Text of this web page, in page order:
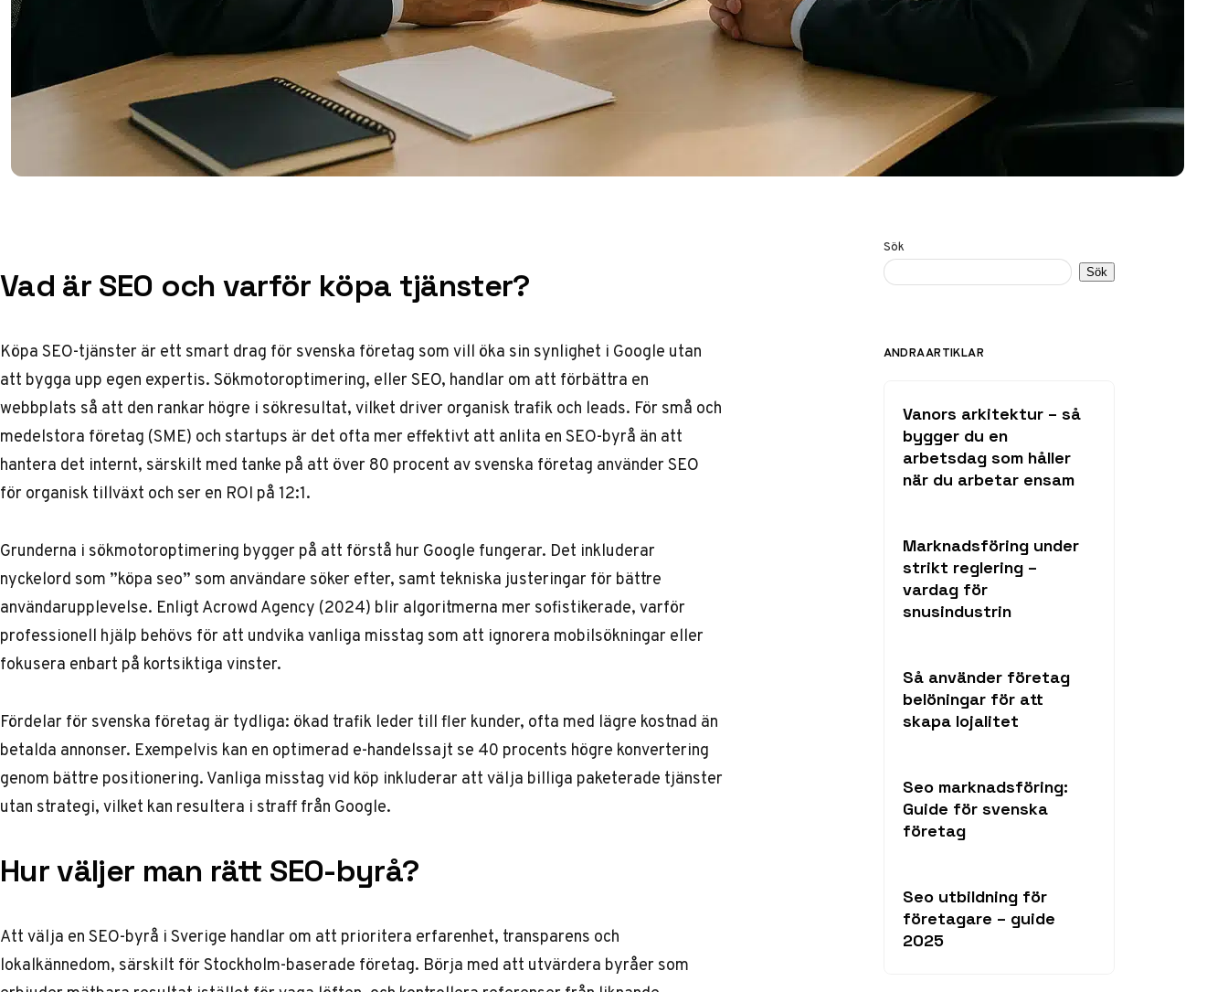
Vad är SEO och varför köpa tjänster?
Köpa SEO-tjänster är ett smart drag för svenska företag som vill öka sin synlighet i Google utan
att bygga upp egen expertis. Sökmotoroptimering, eller SEO, handlar om att förbättra en
webbplats så att den rankar högre i sökresultat, vilket driver organisk trafik och leads. För små och
medelstora företag (SME) och startups är det ofta mer effektivt att anlita en SEO-byrå än att
hantera det internt, särskilt med tanke på att över 80 procent av svenska företag använder SEO
för organisk tillväxt och ser en ROI på 12:1.
Grunderna i sökmotoroptimering bygger på att förstå hur Google fungerar. Det inkluderar
nyckelord som ”köpa seo” som användare söker efter, samt tekniska justeringar för bättre
användarupplevelse. Enligt Acrowd Agency (2024) blir algoritmerna mer sofistikerade, varför
professionell hjälp behövs för att undvika vanliga misstag som att ignorera mobilsökningar eller
fokusera enbart på kortsiktiga vinster.
Fördelar för svenska företag är tydliga: ökad trafik leder till fler kunder, ofta med lägre kostnad än
betalda annonser. Exempelvis kan en optimerad e-handelssajt se 40 procents högre konvertering
genom bättre positionering. Vanliga misstag vid köp inkluderar att välja billiga paketerade tjänster
utan strategi, vilket kan resultera i straff från Google.
Hur väljer man rätt SEO-byrå?
Att välja en SEO-byrå i Sverige handlar om att prioritera erfarenhet, transparens och
lokalkännedom, särskilt för Stockholm-baserade företag. Börja med att utvärdera byråer som
Sök
Sök
ANDRA ARTIKLAR
Vanors arkitektur – så
bygger du en
arbetsdag som håller
när du arbetar ensam
Marknadsföring under
strikt reglering –
vardag för
snusindustrin
Så använder företag
belöningar för att
skapa lojalitet
Seo marknadsföring:
Guide för svenska
företag
Seo utbildning för
företagare – guide
2025